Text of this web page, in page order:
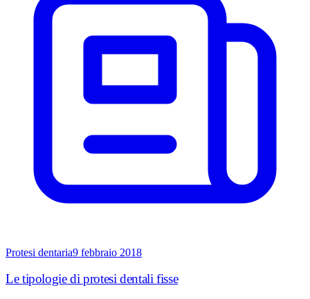
Protesi dentaria9 febbraio 2018
Le tipologie di protesi dentali fisse